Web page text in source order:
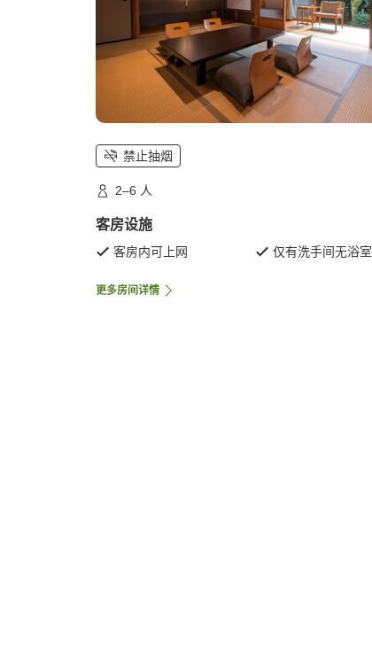
禁止抽烟
2–6 人
客房设施
客房内可上网 仅有洗手间无浴室
更多房间详情